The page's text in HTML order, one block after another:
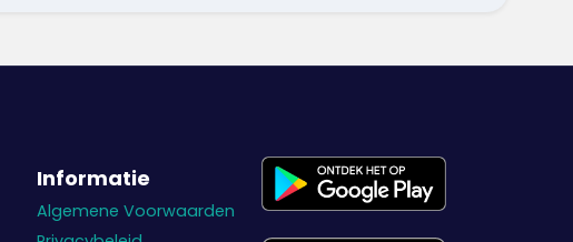
Informatie
Algemene Voorwaarden